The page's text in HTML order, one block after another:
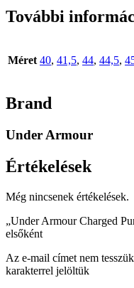
További
Méret 40, 41,5, 44, 44,5,
Brand
Under Armour
Értékelések
Még nincsenek értékelések.
„Under Armour Charged
elsőként
Az e-mail címet nem
karakterrel jelöltük